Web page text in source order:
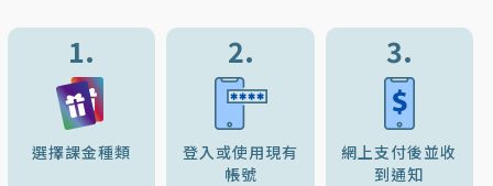
1.
選擇課金種類
2.
登入或使用現有
帳號
3.
網上支付後並收
到通知